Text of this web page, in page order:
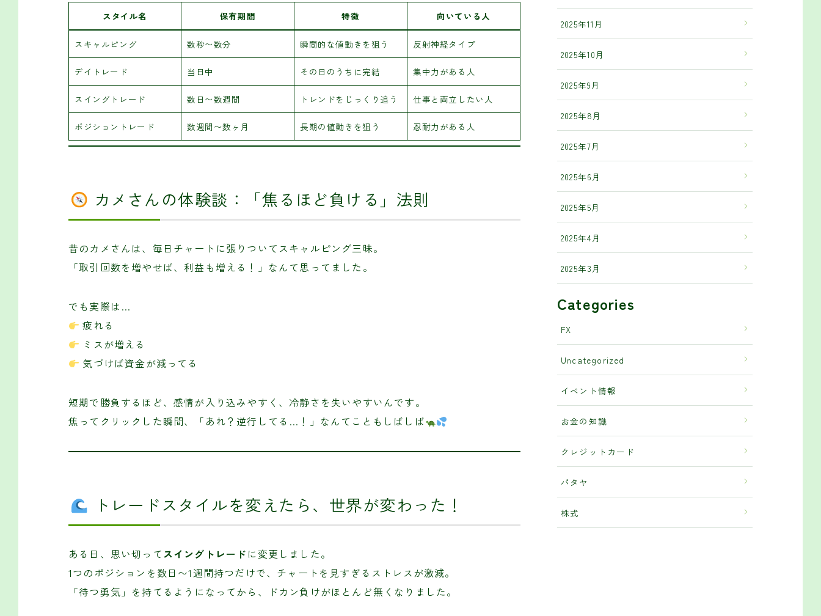
スタイル名 保有期間 特徴 向いている人
スキャルピング 数秒〜数分 瞬間的な値動きを狙う 反射神経タイプ
デイトレード 当日中 その日のうちに完結 集中力がある人
スイングトレード 数日〜数週間 トレンドをじっくり追う 仕事と両立したい人
ポジショントレード 数週間〜数ヶ月 長期の値動きを狙う 忍耐力がある人
カメさんの体験談：「焦るほど負ける」法則
昔のカメさんは、毎日チャートに張りついてスキャルピング三昧。
「取引回数を増やせば、利益も増える！」なんて思ってました。
でも実際は…
疲れる
ミスが増える
気づけば資金が減ってる
短期で勝負するほど、感情が入り込みやすく、冷静さを失いやすいんです。
焦ってクリックした瞬間、「あれ？逆行してる…！」なんてこともしばしば
トレードスタイルを変えたら、世界が変わった！
ある日、思い切ってスイングトレード に変更しました。
1つのポジションを数日〜1週間持つだけで、チャートを見すぎるストレスが激減。
「待つ勇気」を持てるようになってから、ドカン負けがほとんど無くなりました。
2025年11月
2025年10月
2025年9月
2025年8月
2025年7月
2025年6月
2025年5月
2025年4月
2025年3月
Categories
FX
Uncategorized
イベント情報
お金の知識
クレジットカード
パタヤ
株式